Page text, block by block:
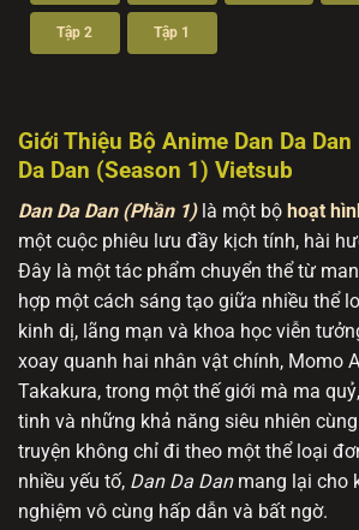
Tập 2 Tập 1
Giới Thiệu Bộ Anime Dan Da
Da Dan (Season 1) Vietsub
Dan Da Dan (Phần 1)là một bộ hoạt
một cuộc phiêu lưu đầy kịch tính, hài
Đây là một tác phẩm chuyển thể từ
hợp một cách sáng tạo giữa nhiều thể
kinh dị, lãng mạn và khoa học viễn
xoay quanh hai nhân vật chính, Momo
Takakura, trong một thế giới mà ma
tinh và những khả năng siêu nhiên
truyện không chỉ đi theo một thể loại
nhiều yếu tố, Dan Da Danmang lại cho
nghiệm vô cùng hấp dẫn và bất ngờ.